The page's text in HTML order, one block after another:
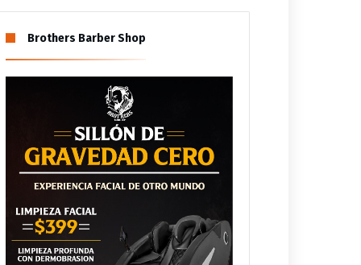
Brothers Barber Shop